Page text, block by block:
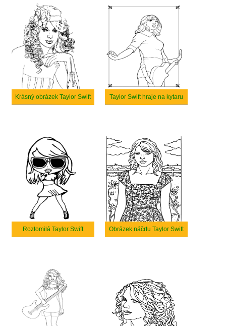
Krásný obrázek Taylor Swift Taylor Swift hraje na kytaru
Roztomilá Taylor Swift Obrázek náčrtu Taylor Swift